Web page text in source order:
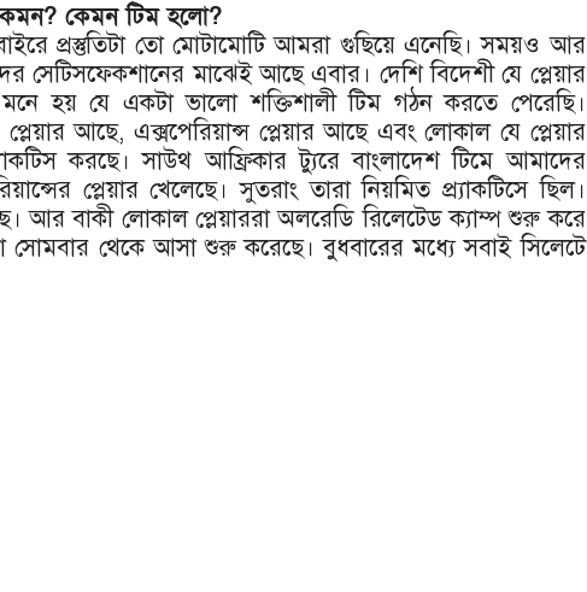
কেমন? কেমন টিম হলো?
প্রস্তুতিটা তো মোটামোটি আমরা গুছিয়ে এনেছি। সময়ও আর
সেটিসফেকশানের মাঝেই আছে এবার। দেশি বিদেশী যে প্লেয়ার
হয় যে একটা ভালো শক্তিশালী টিম গঠন করতে পেরেছি।
প্লেয়ার আছে, এক্সপেরিয়ান্স প্লেয়ার আছে এবং লোকাল যে প্লেয়ার
করছে। সাউথ আফ্রিকার ট্যুরে বাংলাদেশ টিমে আমাদের
প্লেয়ার খেলেছে। সুতরাং তারা নিয়মিত প্র্যাকটিসে ছিল।
আর বাকী লোকাল প্লেয়াররা অলরেডি রিলেটেড ক্যাম্প শুরু করে
সোমবার থেকে আসা শুরু করেছে। বুধবারের মধ্যে সবাই সিলেটে